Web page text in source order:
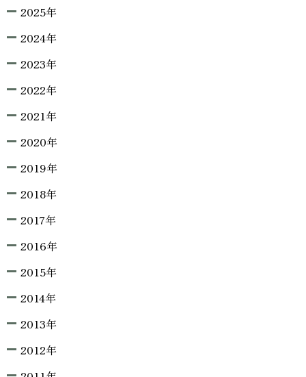
2025年
2024年
2023年
2022年
2021年
2020年
2019年
2018年
2017年
2016年
2015年
2014年
2013年
2012年